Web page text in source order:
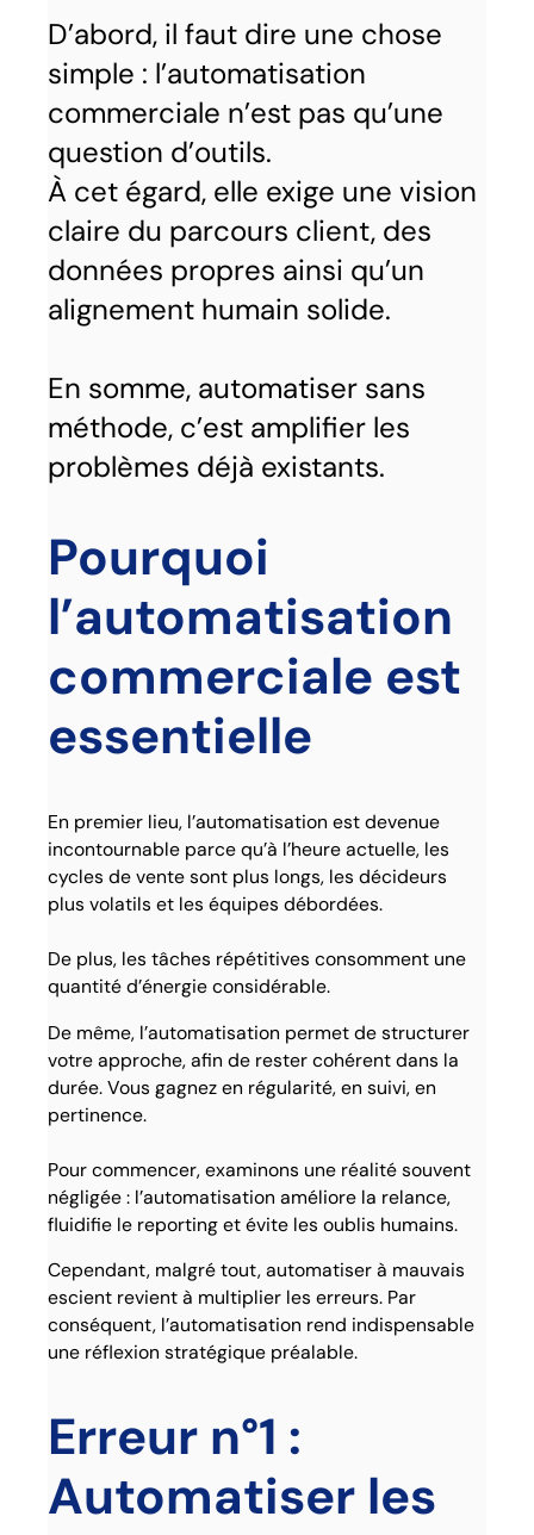
D’abord, il faut dire une chose
simple : l’automatisation
commerciale n’est pas qu’une
question d’outils.
À cet égard, elle exige une vision
claire du parcours client, des
données propres ainsi qu’un
alignement humain solide.
En somme, automatiser sans
méthode, c’est amplifier les
problèmes déjà existants.
Pourquoi
l’automatisation
commerciale est
essentielle
En premier lieu, l’automatisation est devenue
incontournable parce qu’à l’heure actuelle, les
cycles de vente sont plus longs, les décideurs
plus volatils et les équipes débordées.
De plus, les tâches répétitives consomment une
quantité d’énergie considérable.
De même, l’automatisation permet de structurer
votre approche, afin de rester cohérent dans la
durée. Vous gagnez en régularité, en suivi, en
pertinence.
Pour commencer, examinons une réalité souvent
négligée : l’automatisation améliore la relance,
fluidifie le reporting et évite les oublis humains.
Cependant, malgré tout, automatiser à mauvais
escient revient à multiplier les erreurs. Par
conséquent, l’automatisation rend indispensable
une réflexion stratégique préalable.
Erreur n°1 :
Automatiser les